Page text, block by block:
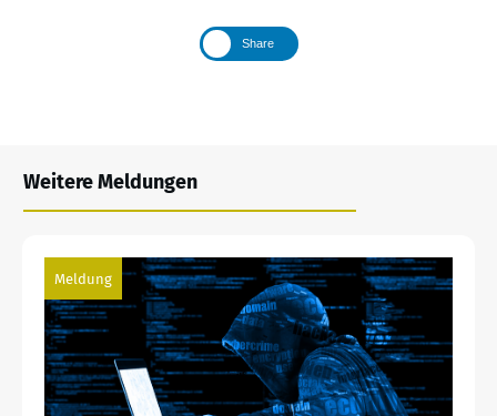
Share
Weitere Meldungen
Meldung